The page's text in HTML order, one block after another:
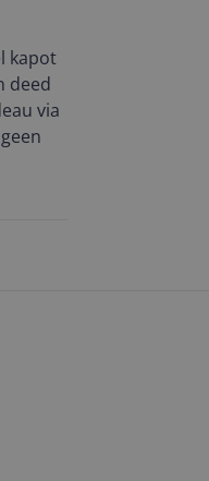
deed
via
kapot